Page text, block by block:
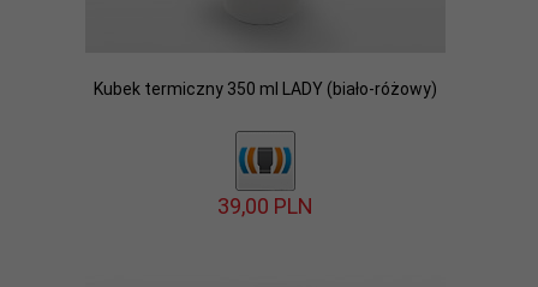
Kubek termiczny 350 ml LADY (biało-różowy)
39,00 PLN